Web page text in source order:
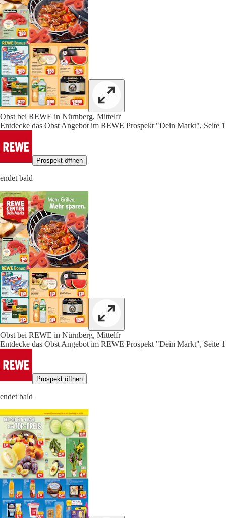
Obst bei REWE in Nürnberg, Mittelfr
Entdecke das Obst Angebot im REWE Prospekt "Dein Markt", Seite 1
Prospekt öffnen
endet bald
Obst bei REWE in Nürnberg, Mittelfr
Entdecke das Obst Angebot im REWE Prospekt "Dein Markt", Seite 1
Prospekt öffnen
endet bald